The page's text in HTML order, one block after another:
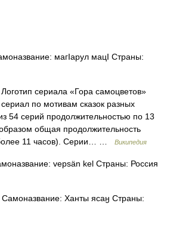
магӀарул мацӀ Страны:
сериала‎ «Гора самоцветов»
по мотивам сказок разных
54 серий продолжительностью по 13
общая продолжительность
11 часов). Серии… …
Википедия
vepsän kel Страны: Россия
Ханты ясаӈ Страны: